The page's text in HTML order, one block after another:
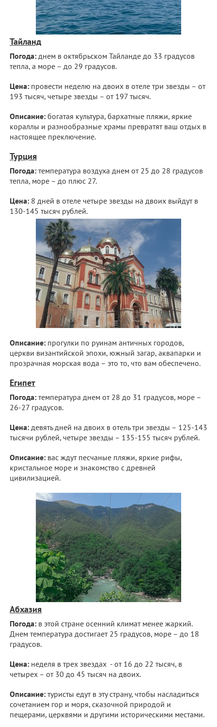
Тайланд
Погода: днем в октябрьском Тайланде до 33 градусов
тепла, а море – до 29 градусов.
Цена: провести неделю на двоих в отеле три звезды – от
193 тысяч, четыре звезды – от 197 тысяч.
Описание: богатая культура, бархатные пляжи, яркие
кораллы и разнообразные храмы превратят ваш отдых в
настоящее преключение.
Турция
Погода: температура воздуха днем от 25 до 28 градусов
тепла, море – до плюс 27.
Цена: 8 дней в отеле четыре звезды на двоих выйдут в
130-145 тысяч рублей.
Описание: прогулки по руинам античных городов,
церкви византийской эпохи, южный загар, аквапарки и
прозрачная морская вода – это то, что вам обеспечено.
Египет
Погода: температура днем от 28 до 31 градусов, море –
26-27 градусов.
Цена: девять дней на двоих в отель три звезды – 125-143
тысячи рублей, четыре звезды – 135-155 тысяч рублей.
Описание: вас ждут песчаные пляжи, яркие рифы,
кристальное море и знакомство с древней
цивилизацией.
Абхазия
Погода: в этой стране осенний климат менее жаркий.
Днем температура достигает 25 градусов, море – до 18
градусов.
Цена: неделя в трех звездах - от 16 до 22 тысяч, в
четырех – от 30 до 45 тысяч на двоих.
Описание: туристы едут в эту страну, чтобы насладиться
сочетанием гор и моря, сказочной природой и
пещерами, церквями и другими историческими местами.